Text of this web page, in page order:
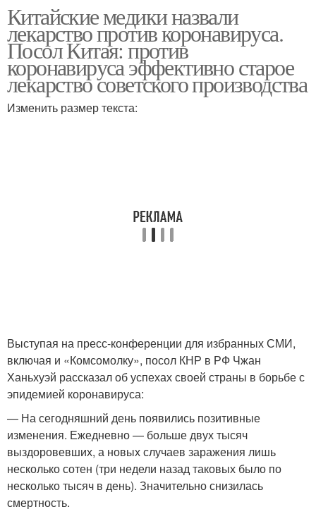
Китайские медики назвали
лекарство против коронавируса.
Посол Китая: против
коронавируса эффективно старое
лекарство советского производства
Изменить размер текста:
Выступая на пресс-конференции для избранных СМИ,
включая и «Комсомолку», посол КНР в РФ Чжан
Ханьхуэй рассказал об успехах своей страны в борьбе с
эпидемией коронавируса:
— На сегодняшний день появились позитивные
изменения. Ежедневно — больше двух тысяч
выздоровевших, а новых случаев заражения лишь
несколько сотен (три недели назад таковых было по
несколько тысяч в день). Значительно снизилась
смертность.